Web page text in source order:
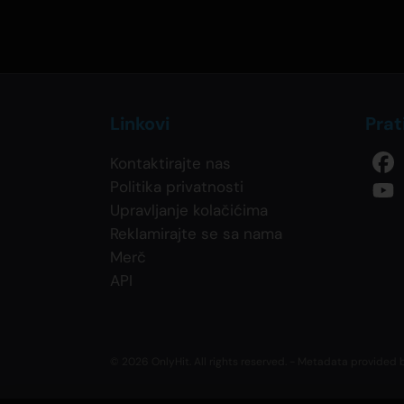
Linkovi
Kontaktirajte nas
Politika privatnosti
Upravljanje kolačićima
Reklamirajte se sa nama
Merč
API